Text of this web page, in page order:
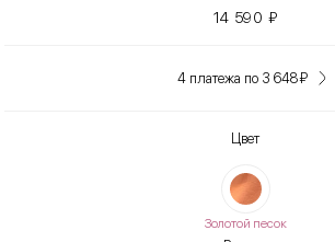
14 590 ₽
4 платежа по 3 648₽
Цвет
Золотой песок